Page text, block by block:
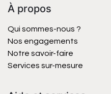
À propos
Qui sommes-nous ?
Nos engagements
Notre savoir-faire
Services sur-mesure